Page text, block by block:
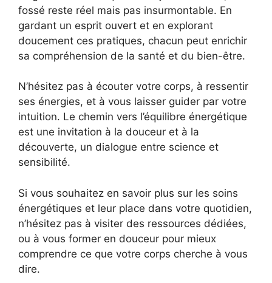
fossé reste réel mais pas insurmontable. En
gardant un esprit ouvert et en explorant
doucement ces pratiques, chacun peut enrichir
sa compréhension de la santé et du bien-être.
N’hésitez pas à écouter votre corps, à ressentir
ses énergies, et à vous laisser guider par votre
intuition. Le chemin vers l’équilibre énergétique
est une invitation à la douceur et à la
découverte, un dialogue entre science et
sensibilité.
Si vous souhaitez en savoir plus sur les soins
énergétiques et leur place dans votre quotidien,
n’hésitez pas à visiter des ressources dédiées,
ou à vous former en douceur pour mieux
comprendre ce que votre corps cherche à vous
dire.